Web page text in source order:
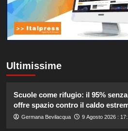
Ultimissime
Scuole come rifugio: il 95%
offre spazio contro il caldo
Germana Bevilacqua 9 Agosto 2026 :